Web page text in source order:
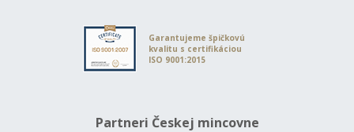
Garantujeme špičkovú
kvalitu s certifikáciou
ISO 9001:2015
Partneri Českej mincovne